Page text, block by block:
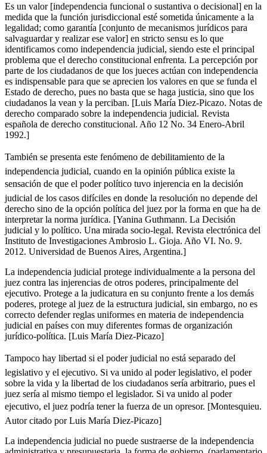
Telegram
Es un valor [independencia funcional o sustantiva o decisional] en la
medida que la función jurisdiccional esté sometida únicamente a la
legalidad; como garantía [conjunto de mecanismos jurídicos para
salvaguardar y realizar ese valor] en stricto sensu es lo que
identificamos como independencia judicial, siendo este el principal
problema que el derecho constitucional enfrenta. La percepción por
parte de los ciudadanos de que los jueces actúan con independencia
es indispensable para que se aprecien los valores en que se funda el
Estado de derecho, pues no basta que se haga justicia, sino que los
ciudadanos la vean y la perciban. [Luis María Diez-Picazo. Notas de
derecho comparado sobre la independencia judicial. Revista
española de derecho constitucional. Año 12 No. 34 Enero-Abril
1992.]
También se presenta este fenómeno de debilitamiento de la
independencia judicial, cuando en la opinión pública existe la
sensación de que el poder político tuvo injerencia en la decisión
judicial de los casos difíciles en donde la resolución no depende del
derecho sino de la opción política del juez por la forma en que ha de
interpretar la norma jurídica. [Yanina Guthmann. La Decisión
judicial y lo político. Una mirada socio-legal. Revista electrónica del
Instituto de Investigaciones Ambrosio L. Gioja. Año VI. No. 9.
2012. Universidad de Buenos Aires, Argentina.]
La independencia judicial protege individualmente a la persona del
juez contra las injerencias de otros poderes, principalmente del
ejecutivo. Protege a la judicatura en su conjunto frente a los demás
poderes, protege al juez de la estructura judicial, sin embargo, no es
correcto defender reglas uniformes en materia de independencia
judicial en países con muy diferentes formas de organización
jurídico-política. [Luis María Diez-Picazo]
Tampoco hay libertad si el poder judicial no está separado del
legislativo y el ejecutivo. Si va unido al poder legislativo, el poder
sobre la vida y la libertad de los ciudadanos sería arbitrario, pues el
juez sería al mismo tiempo el legislador. Si va unido al poder
ejecutivo, el juez podría tener la fuerza de un opresor. [Montesquieu.
Autor citado por Luis María Diez-Picazo]
La independencia judicial no puede sustraerse de la independencia